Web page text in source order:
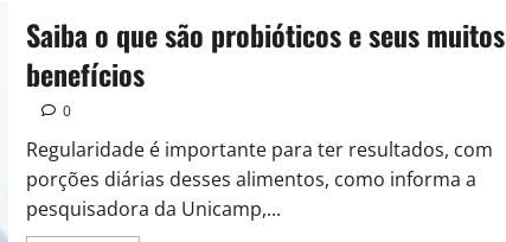
Saiba o que são probióticos e seus muitos
benefícios
0
Regularidade é importante para ter resultados, com
porções diárias desses alimentos, como informa a
pesquisadora da Unicamp,...